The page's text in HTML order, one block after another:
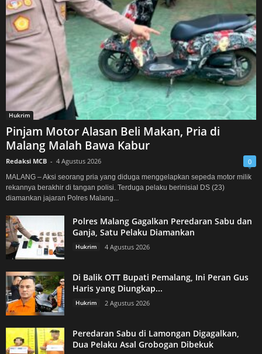
Hukrim
Pinjam Motor Alasan Beli Makan, Pria di
Malang Malah Bawa Kabur
Redaksi MCB - 4 Agustus 2026 0
MALANG – Aksi seorang pria yang diduga menggelapkan sepeda motor milik
rekannya berakhir di tangan polisi. Terduga pelaku berinisial DS (23)
diamankan jajaran Polres Malang...
Polres Malang Gagalkan Peredaran Sabu dan
Ganja, Satu Pelaku Diamankan
Hukrim 4 Agustus 2026
Di Balik OTT Bupati Pemalang, Ini Peran Gus
Haris yang Diungkap...
Hukrim 2 Agustus 2026
Peredaran Sabu di Lamongan Digagalkan,
Dua Pelaku Asal Grobogan Dibekuk